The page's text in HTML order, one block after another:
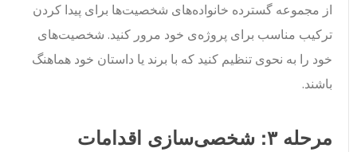
از مجموعه گسترده خانواده‌های شخصیت‌ها برای پیدا کردن
ترکیب مناسب برای پروژه‌ی خود مرور کنید. شخصیت‌های
خود را به نحوی تنظیم کنید که با برند یا داستان خود هماهنگ
باشند.
مرحله ۳: شخصی‌سازی اقدامات